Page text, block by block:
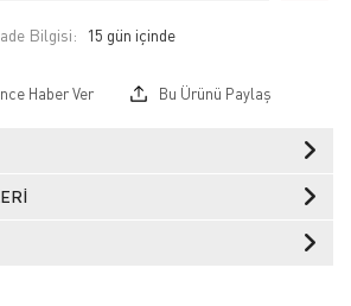
Bilgisi:
Haber Ver Bu Ürünü Paylaş